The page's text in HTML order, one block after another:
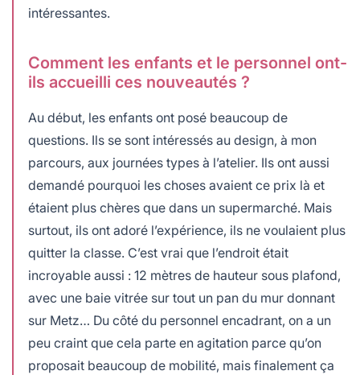
intéressantes.
Comment les enfants et le personnel ont-
ils accueilli ces nouveautés ?
Au début, les enfants ont posé beaucoup de
questions. Ils se sont intéressés au design, à mon
parcours, aux journées types à l’atelier. Ils ont aussi
demandé pourquoi les choses avaient ce prix là et
étaient plus chères que dans un supermarché. Mais
surtout, ils ont adoré l’expérience, ils ne voulaient plus
quitter la classe. C’est vrai que l’endroit était
incroyable aussi : 12 mètres de hauteur sous plafond,
avec une baie vitrée sur tout un pan du mur donnant
sur Metz… Du côté du personnel encadrant, on a un
peu craint que cela parte en agitation parce qu’on
proposait beaucoup de mobilité, mais finalement ça